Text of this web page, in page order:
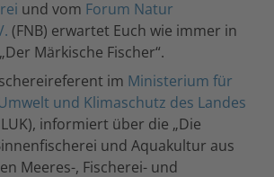
und vom Forum Natur
(FNB) erwartet Euch wie immer in
Märkische Fischer“.
im Ministerium für
und Klimaschutz des Landes
informiert über die „Die
und Aquakultur aus
Meeres-, Fischerei- und